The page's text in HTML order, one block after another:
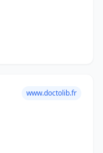
www.doctolib.fr